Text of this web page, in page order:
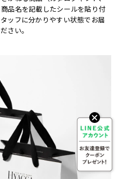
品名を記載したシールを貼り付
ッフに分かりやすい状態でお届
さい。